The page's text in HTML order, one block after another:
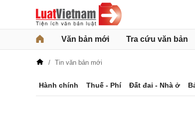
Văn bản mới Tra cứu văn bản
Tin văn bản mới
Hành chính Thuế - Phí Đất đai - Nhà ở